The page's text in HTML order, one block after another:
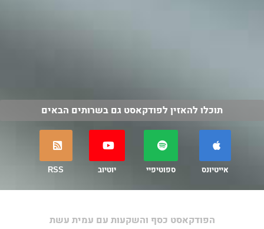
תוכלו להאזין לפודקאסט גם בשרותים הבאים
אייטיונס ספוטיפיי יוטיוב RSS
הפודקאסט כסף והשקעות עם עמית עשת